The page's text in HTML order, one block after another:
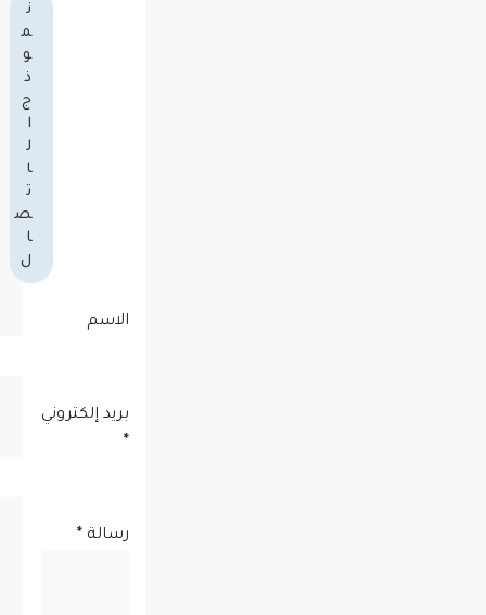
ن
م
و
ذ
ج
ا
ل
ا
ت
ص
ا
ل
الاسم
بريد إلكتروني
*
رسالة *